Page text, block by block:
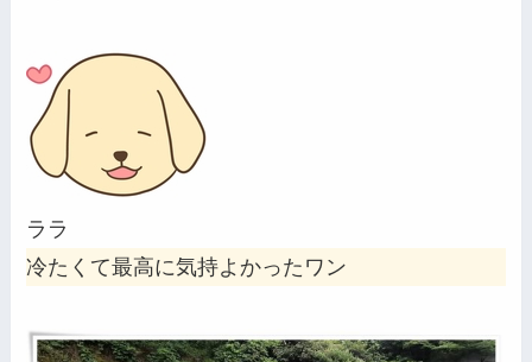
ララ
冷たくて最高に気持よかったワン